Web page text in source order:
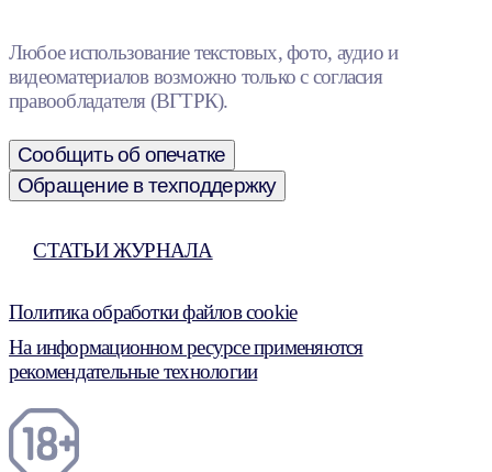
Любое использование текстовых, фото, аудио и
видеоматериалов возможно только с согласия
правообладателя (ВГТРК).
Сообщить об опечатке
Обращение в техподдержку
СТАТЬИ ЖУРНАЛА
Политика обработки файлов cookie
На информационном ресурсе применяются
рекомендательные технологии